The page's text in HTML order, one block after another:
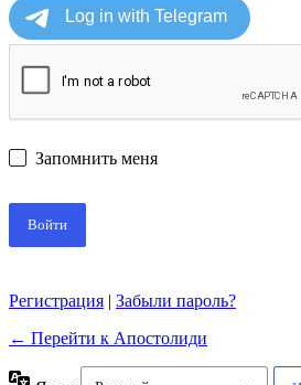
Запомнить меня
Регистрация | Забыли пароль?
← Перейти к Апостолиди